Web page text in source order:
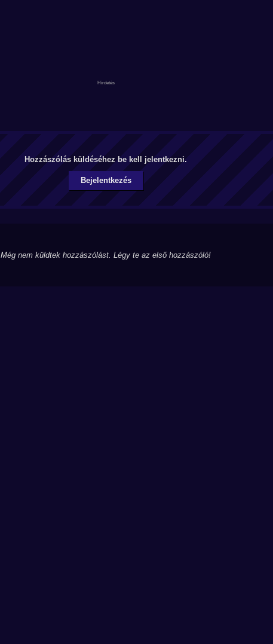
Hozzászólás küldéséhez be kell jelentkezni.
Bejelentkezés
Még nem küldtek hozzászólást. Légy te az első hozzászóló!